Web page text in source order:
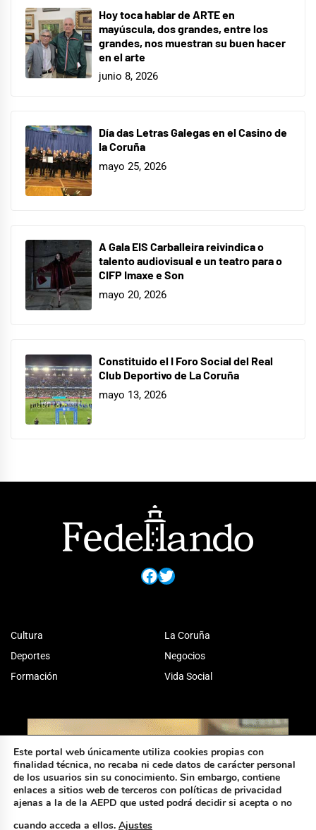
Hoy toca hablar de ARTE en
mayúscula, dos grandes, entre los
grandes, nos muestran su buen hacer
en el arte
junio 8, 2026
Día das Letras Galegas en el Casino de
la Coruña
mayo 25, 2026
A Gala EIS Carballeira reivindica o
talento audiovisual e un teatro para o
CIFP Imaxe e Son
mayo 20, 2026
Constituido el I Foro Social del Real
Club Deportivo de La Coruña
mayo 13, 2026
Facebook
Twitter
Cultura
Deportes
Formación
La Coruña
Negocios
Vida Social
Este portal web únicamente utiliza cookies propias con
finalidad técnica, no recaba ni cede datos de carácter personal
de los usuarios sin su conocimiento. Sin embargo, contiene
enlaces a sitios web de terceros con políticas de privacidad
ajenas a la de la AEPD que usted podrá decidir si acepta o no
cuando acceda a ellos. Ajustes